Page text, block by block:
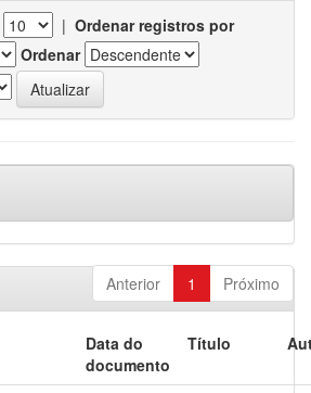
| Ordenar registros por
Ordenar
Anterior 1 Próximo
Data do
documento
Título